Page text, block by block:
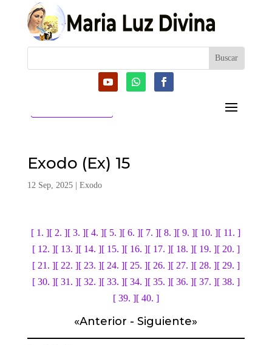
Exodo (Ex) 15
12 Sep, 2025| Exodo
[ 1. ][ 2. ][ 3. ][ 4. ][ 5. ][ 6. ][ 7. ][ 8. ][ 9. ][ 10. ][ 11. ]
[ 12. ][ 13. ][ 14. ][ 15. ][ 16. ][ 17. ][ 18. ][ 19. ][ 20. ]
[ 21. ][ 22. ][ 23. ][ 24. ][ 25. ][ 26. ][ 27. ][ 28. ][ 29. ]
[ 30. ][ 31. ][ 32. ][ 33. ][ 34. ][ 35. ][ 36. ][ 37. ][ 38. ]
[ 39. ][ 40. ]
«Anterior -Siguiente»